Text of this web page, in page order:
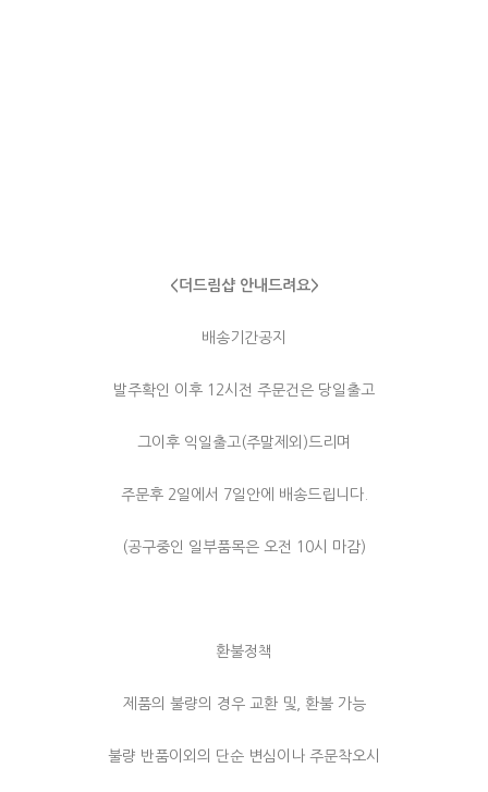
<더드림샵 안내드려요>
배송기간공지
발주확인 이후 12시전 주문건은 당일출고
그이후 익일출고(주말제외)드리며
주문후 2일에서 7일안에 배송드립니다.
(공구중인 일부품목은 오전 10시 마감)
환불정책
제품의 불량의 경우 교환 및, 환불 가능
불량 반품이외의 단순 변심이나 주문착오시